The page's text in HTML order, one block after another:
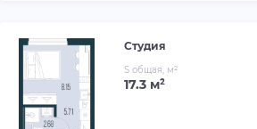
Студия
S общая, м²
17.3 м²